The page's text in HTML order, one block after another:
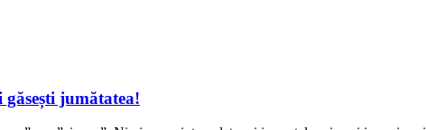
jumătatea!